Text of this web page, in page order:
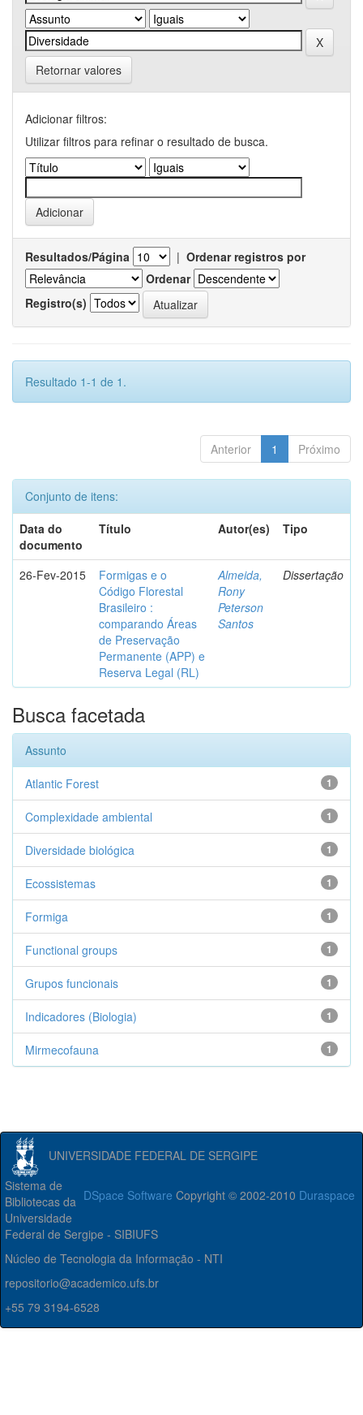
Retornar valores
Adicionar filtros:
Utilizar filtros para refinar o resultado de busca.
Resultados/Página | Ordenar registros por
Ordenar
Registro(s)
Resultado 1-1 de 1.
Anterior 1 Próximo
Conjunto de itens:
Data do
documento
Título Autor(es) Tipo
26-Fev-2015
Formigas e o
Código Florestal
Brasileiro :
comparando Áreas
de Preservação
Permanente (APP) e
Reserva Legal (RL)
Almeida,
Rony
Peterson
Santos
Dissertação
Busca facetada
Assunto
1
Atlantic Forest
1
Complexidade ambiental
1
Diversidade biológica
1
Ecossistemas
1
Formiga
1
Functional groups
1
Grupos funcionais
1
Indicadores (Biologia)
1
Mirmecofauna
UNIVERSIDADE FEDERAL DE SERGIPE
DSpace Software Copyright © 2002-2010 Duraspace
Sistema de
Bibliotecas da
Universidade
Federal de Sergipe - SIBIUFS
Núcleo de Tecnologia da Informação - NTI
repositorio@academico.ufs.br
+55 79 3194-6528